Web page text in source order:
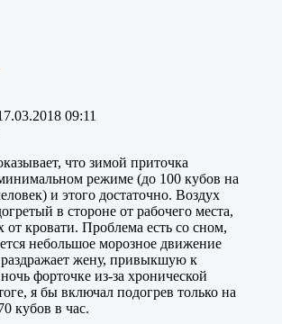
09:11
что зимой приточка
режиме (до 100 кубов на
и этого достаточно. Воздух
в стороне от рабочего места,
от кровати. Проблема есть со сном,
небольшое морозное движение
раздражает жену, привыкшую к
форточке из-за хронической
я бы включал подогрев только на
кубов в час.